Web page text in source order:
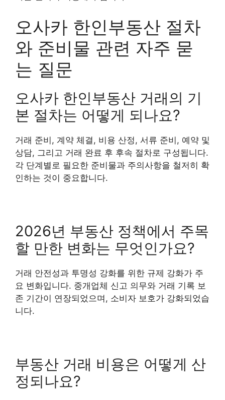
오사카 한인부동산 절차
와 준비물 관련 자주 묻
는 질문
오사카 한인부동산 거래의 기
본 절차는 어떻게 되나요?
거래 준비, 계약 체결, 비용 산정, 서류 준비, 예약 및
상담, 그리고 거래 완료 후 후속 절차로 구성됩니다.
각 단계별로 필요한 준비물과 주의사항을 철저히 확
인하는 것이 중요합니다.
2026년 부동산 정책에서 주목
할 만한 변화는 무엇인가요?
거래 안전성과 투명성 강화를 위한 규제 강화가 주
요 변화입니다. 중개업체 신고 의무와 거래 기록 보
존 기간이 연장되었으며, 소비자 보호가 강화되었습
니다.
부동산 거래 비용은 어떻게 산
정되나요?